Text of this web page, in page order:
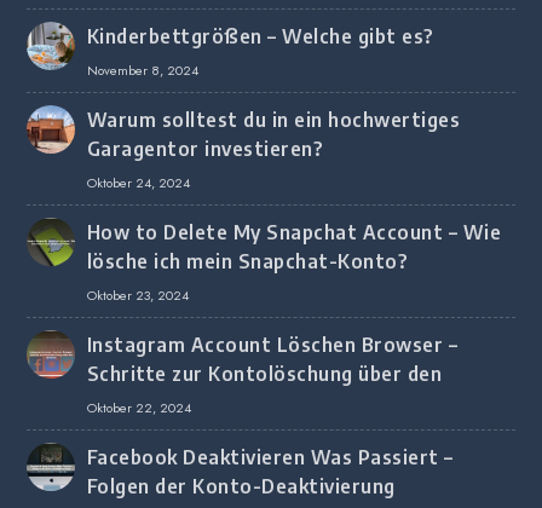
Kinderbettgrößen – Welche gibt es?
November 8, 2024
Warum solltest du in ein hochwertiges
Garagentor investieren?
Oktober 24, 2024
How to Delete My Snapchat Account – Wie
lösche ich mein Snapchat-Konto?
Oktober 23, 2024
Instagram Account Löschen Browser –
Schritte zur Kontolöschung über den
Browser
Oktober 22, 2024
Facebook Deaktivieren Was Passiert –
Folgen der Konto-Deaktivierung